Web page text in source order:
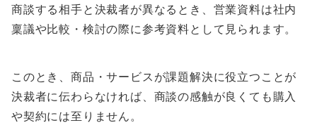
商談する相手と決裁者が異なるとき、営業資料は社内
稟議や比較・検討の際に参考資料として見られます。
このとき、商品・サービスが課題解決に役立つことが
決裁者に伝わらなければ、商談の感触が良くても購入
や契約には至りません。